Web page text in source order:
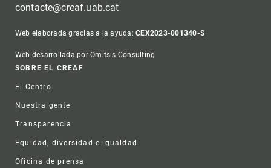
contacte@creaf.uab.cat
Web elaborada gracias a la ayuda:CEX2023-001340-S
Web desarrollada por Omitsis Consulting
Footer
SOBRE EL CREAF
El Centro
Nuestra gente
Transparencia
Equidad, diversidad e igualdad
Oficina de prensa